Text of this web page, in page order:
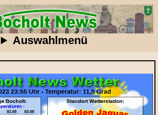
Auswahlmenü